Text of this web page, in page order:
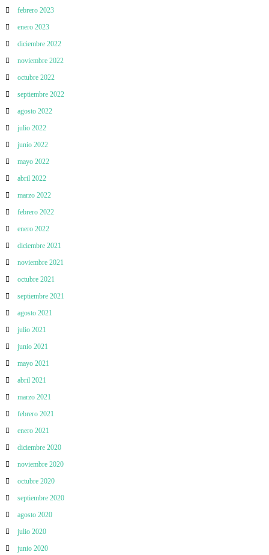
febrero 2023
enero 2023
diciembre 2022
noviembre 2022
octubre 2022
septiembre 2022
agosto 2022
julio 2022
junio 2022
mayo 2022
abril 2022
marzo 2022
febrero 2022
enero 2022
diciembre 2021
noviembre 2021
octubre 2021
septiembre 2021
agosto 2021
julio 2021
junio 2021
mayo 2021
abril 2021
marzo 2021
febrero 2021
enero 2021
diciembre 2020
noviembre 2020
octubre 2020
septiembre 2020
agosto 2020
julio 2020
junio 2020